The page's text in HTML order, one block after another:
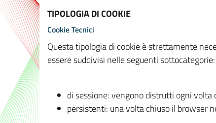
TIPOLOGIA DI COOKIE
Cookie Tecnici
Questa tipologia di cookie è strettamente
essere suddivisi nelle seguenti sottocategorie:
di sessione: vengono distrutti ogni volta
persistenti: una volta chiuso il browser